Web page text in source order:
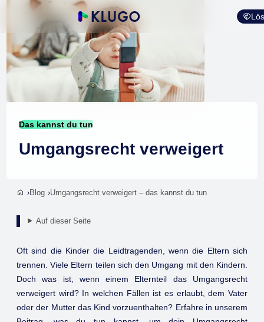
Das kannst du tun
Umgangsrecht verweigert
Blog Umgangsrecht verweigert – das kannst du tun
Auf dieser Seite
Oft sind die Kinder die Leidtragenden, wenn die Eltern sich
trennen. Viele Eltern teilen sich den Umgang mit den Kindern.
Doch was ist, wenn einem Elternteil das Umgangsrecht
verweigert wird? In welchen Fällen ist es erlaubt, dem Vater
oder der Mutter das Kind vorzuenthalten? Erfahre in unserem